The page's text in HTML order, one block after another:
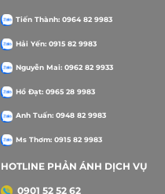
Tiến Thành: 0964 82 9983
Hải Yến: 0915 82 9983
Nguyễn Mai: 0962 82 9933
Hồ Đạt: 0965 28 9983
Anh Tuấn: 0948 82 9983
Ms Thơm: 0915 82 9983
HOTLINE PHẢN ÁNH DỊCH VỤ
0901 52 52 62